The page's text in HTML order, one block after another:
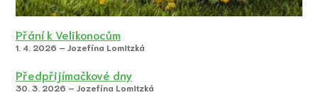
Přání k Velikonocům
1. 4. 2026 – Jozefína Lomitzká
Předpřijímačkové dny
30. 3. 2026 – Jozefína Lomitzká